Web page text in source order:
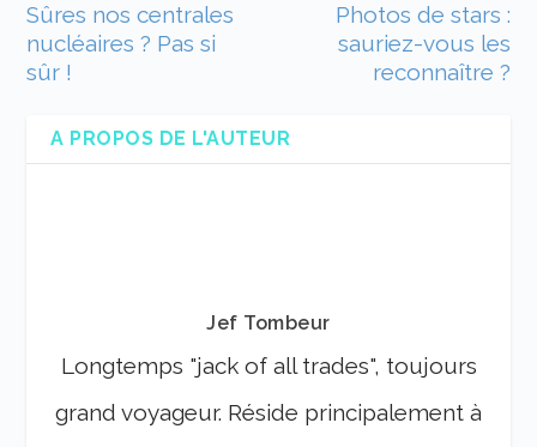
Sûres nos centrales
nucléaires ? Pas si
sûr !
Photos de stars :
sauriez-vous les
reconnaître ?
A PROPOS DE L'AUTEUR
Jef Tombeur
Longtemps "jack of all trades", toujours
grand voyageur. Réside principalement à